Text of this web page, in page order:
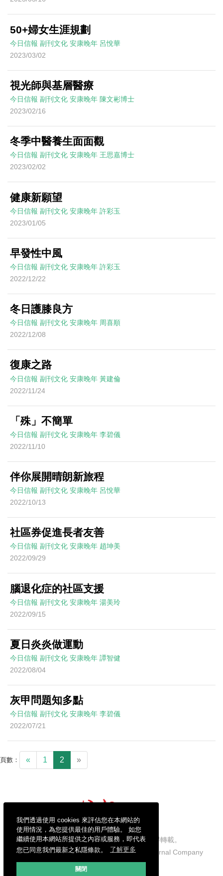
我們透過使用 cookies 來評估您在本網站的
使用情況，為您提供最佳的用戶體驗。 如您
繼續使用本網站所提供之內容或服務，即代表
您已同意我們最新之私隱條款。
了解更多
關閉
50+婦女生涯規劃
今日信報 副刊文化 安康晚年 呂悅華
2023/03/02
視光師與基層醫療
今日信報 副刊文化 安康晚年 陳文彬博士
2023/02/16
冬季中醫養生面面觀
今日信報 副刊文化 安康晚年 王思嘉博士
2023/02/02
健康新願望
今日信報 副刊文化 安康晚年 許彩玉
2023/01/05
早發性中風
今日信報 副刊文化 安康晚年 許彩玉
2022/12/22
冬日護膝良方
今日信報 副刊文化 安康晚年 周喜順
2022/12/08
復康之路
今日信報 副刊文化 安康晚年 黃建倫
2022/11/24
「殊」不簡單
今日信報 副刊文化 安康晚年 李碧儀
2022/11/10
伴你展開晴朗新旅程
今日信報 副刊文化 安康晚年 呂悅華
2022/10/13
社區券促進長者友善
今日信報 副刊文化 安康晚年 趙坤美
2022/09/29
腦退化症的社區支援
今日信報 副刊文化 安康晚年 湯美玲
2022/09/15
夏日炎炎做運動
今日信報 副刊文化 安康晚年 譚智健
2022/08/04
灰甲問題知多點
今日信報 副刊文化 安康晚年 李碧儀
2022/07/21
頁數： « 1 2 »
信報財經新聞有限公司版權所有，不得轉載。
Copyright © 2026 Hong Kong Economic Journal Company
Limited. All rights reserved.